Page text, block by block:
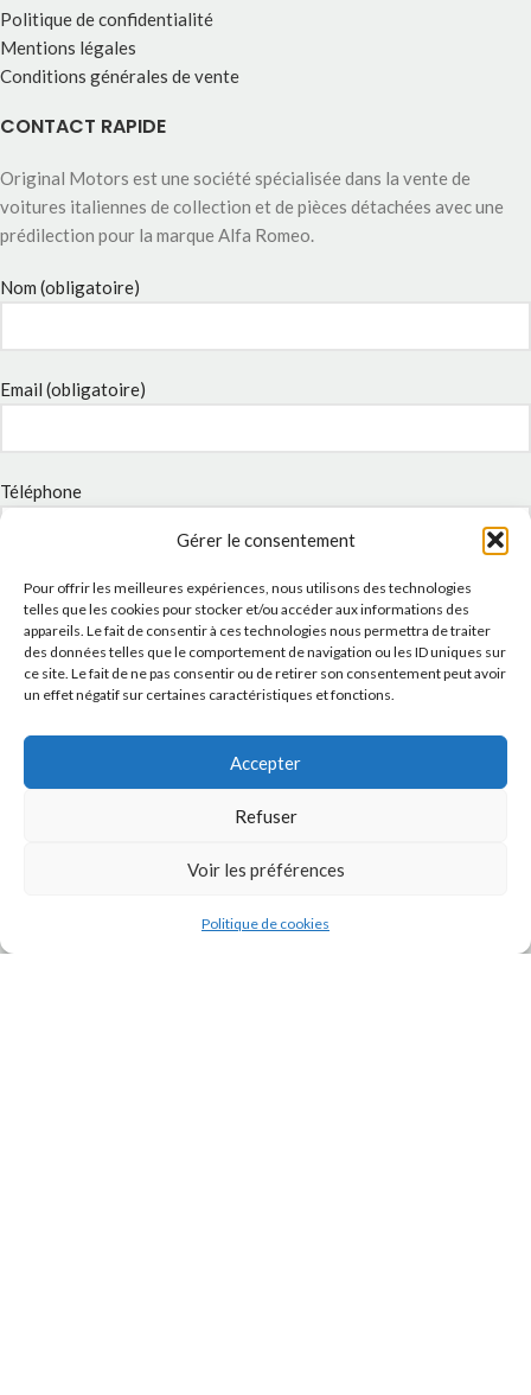
Gérer le consentement
Pour offrir les meilleures expériences, nous utilisons des technologies
telles que les cookies pour stocker et/ou accéder aux informations des
appareils. Le fait de consentir à ces technologies nous permettra de traiter
des données telles que le comportement de navigation ou les ID uniques sur
ce site. Le fait de ne pas consentir ou de retirer son consentement peut avoir
un effet négatif sur certaines caractéristiques et fonctions.
Accepter
Refuser
Voir les préférences
Politique de cookies
Politique de confidentialité
Mentions légales
Conditions générales de vente
CONTACT RAPIDE
Original Motors est une société spécialisée dans la vente de
voitures italiennes de collection et de pièces détachées avec une
prédilection pour la marque Alfa Romeo.
Nom (obligatoire)
Email (obligatoire)
Téléphone
Sujet
Message